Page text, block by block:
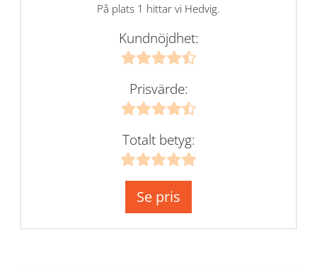
På plats 1 hittar vi Hedvig.
Kundnöjdhet:
Prisvärde:
Totalt betyg:
Se pris